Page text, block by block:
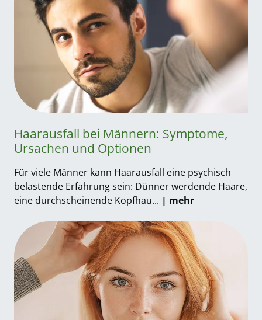
Haarausfall bei Männern: Symptome,
Ursachen und Optionen
Für viele Männer kann Haarausfall eine psychisch
belastende Erfahrung sein: Dünner werdende Haare,
eine durch­scheinende Kopf­hau... | mehr